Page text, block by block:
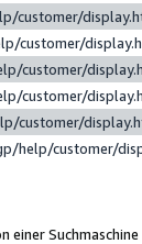
customer/
customer/
customer/
customer/
customer/
help/customer/
einer